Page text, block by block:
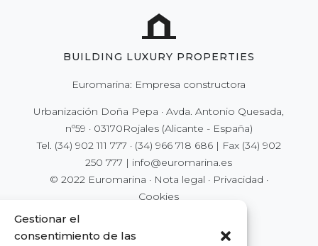
Gestionar el
consentimiento de las
BUILDING LUXURY PROPERTIES
Euromarina: Empresa constructora
Urbanización Doña Pepa · Avda. Antonio Quesada,
nº59 · 03170Rojales (Alicante - España)
Tel. (34) 902 111 777 · (34) 966 718 686| Fax (34) 902
250 777 | info@euromarina.es
© 2022 Euromarina · Nota legal · Privacidad ·
Cookies